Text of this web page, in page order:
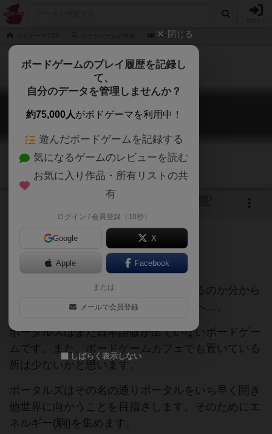
ポータルズ
ポータルズ
Portals
別世界へ俺は行くんだ！
ポータルを開いてこの先に…。何があるのか分から
ない…。けど俺は行くんだ。この指先へ…。
ポータルズはまだ日本語版が出ていないボードゲー
ムです。また、ボードゲームカフェでも置いている
所は少ないかと思います。
ポータルズはその名の通りポータルをいち早く開き
他世界に向かうことを目指さします。そのためにエ
ネルギー(駒)を集めます。
閉じる
ボードゲームのプレイ履歴を記録し
て、
自分のデータを管理しませんか？
約75,000人がボドゲーマを利用中！
遊んだボードゲームを記録する
気になるゲームのレビューを読む
お気に入り作品・所有リストの共
有
ログイン / 会員登録（10秒）
Google X
Apple Facebook
または
メールで会員登録
しばらく表示しない